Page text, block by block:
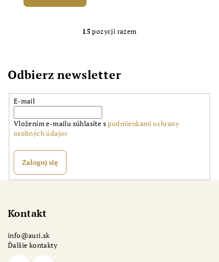
K
t
r
o
i
y
15 pozycji razem
Odbierz newsletter
E-mail
Vložením e-mailu súhlasíte spodmienkami ochrany
osobných údajov
Zaloguj się
Kontakt
info@auri.sk
Ďalšie kontakty